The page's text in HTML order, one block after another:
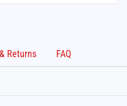
Shipping & Returns FAQ